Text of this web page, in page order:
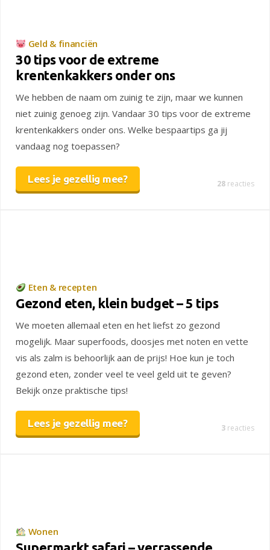
Geld & financiën
30 tips voor de extreme
krentenkakkers onder ons
We hebben de naam om zuinig te zijn, maar we kunnen
niet zuinig genoeg zijn. Vandaar 30 tips voor de extreme
krentenkakkers onder ons. Welke bespaartips ga jij
vandaag nog toepassen?
Lees je gezellig mee? 28 reacties
Eten & recepten
Gezond eten, klein budget – 5 tips
We moeten allemaal eten en het liefst zo gezond
mogelijk. Maar superfoods, doosjes met noten en vette
vis als zalm is behoorlijk aan de prijs! Hoe kun je toch
gezond eten, zonder veel te veel geld uit te geven?
Bekijk onze praktische tips!
Lees je gezellig mee? 3 reacties
Wonen